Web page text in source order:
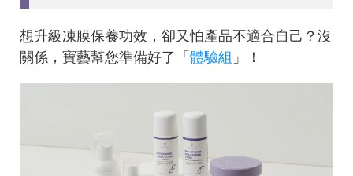
想升級凍膜保養功效，卻又怕產品不適合自己？沒
關係，寶藝幫您準備好了「體驗組 」！